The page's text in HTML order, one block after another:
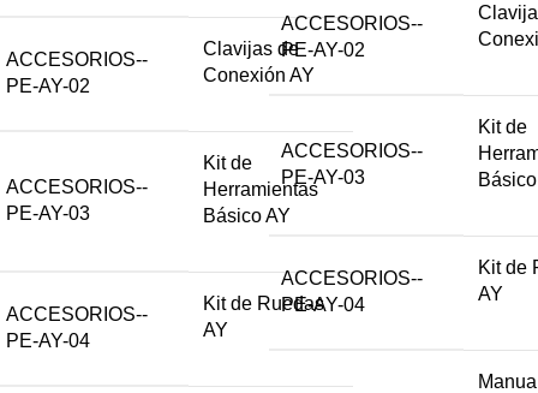
ACCESORIOS--
PE-AY-02
Clavijas de
Conexión AY
ACCESORIOS--
PE-AY-03
Kit de
Herramientas
Básico AY
ACCESORIOS--
PE-AY-04
Kit de Ruedas
AY
ACCESORIOS--
PE-AY-02
ACCESORIOS--
PE-AY-03
Kit de
ACCESORIOS--
PE-AY-04
Kit de
AY